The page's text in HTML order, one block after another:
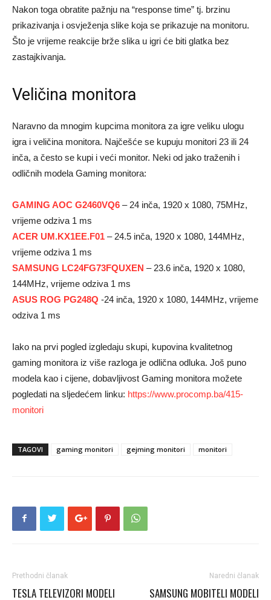
Nakon toga obratite pažnju na “response time” tj. brzinu
prikazivanja i osvježenja slike koja se prikazuje na monitoru.
Što je vrijeme reakcije brže slika u igri će biti glatka bez
zastajkivanja.
Veličina monitora
Naravno da mnogim kupcima monitora za igre veliku ulogu
igra i veličina monitora. Najčešće se kupuju monitori 23 ili 24
inča, a često se kupi i veći monitor. Neki od jako traženih i
odličnih modela Gaming monitora:
GAMING AOC G2460VQ6 – 24 inča, 1920 x 1080, 75MHz,
vrijeme odziva 1 ms
ACER UM.KX1EE.F01 – 24.5 inča, 1920 x 1080, 144MHz,
vrijeme odziva 1 ms
SAMSUNG LC24FG73FQUXEN – 23.6 inča, 1920 x 1080,
144MHz, vrijeme odziva 1 ms
ASUS ROG PG248Q -24 inča, 1920 x 1080, 144MHz, vrijeme
odziva 1 ms
Iako na prvi pogled izgledaju skupi, kupovina kvalitetnog
gaming monitora iz više razloga je odlična odluka. Još puno
modela kao i cijene, dobavljivost Gaming monitora možete
pogledati na sljedećem linku: https://www.procomp.ba/415-
monitori
TAGOVI gaming monitori gejming monitori monitori
Prethodni članak
TESLA TELEVIZORI MODELI
Naredni članak
SAMSUNG MOBITELI MODELI